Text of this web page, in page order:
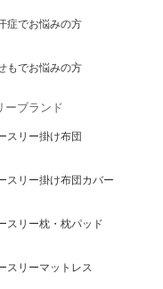
症でお悩みの方
もでお悩みの方
ーブランド
スリー掛け布団
スリー掛け布団カバー
スリー枕・枕パッド
スリーマットレス